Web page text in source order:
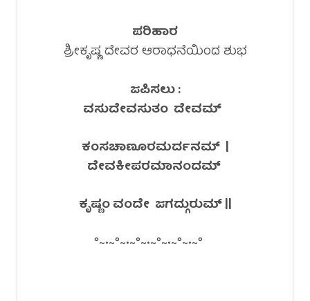
ಪರಿಹಾರ
ಶ್ರೀಕೃಷ್ಣ ದೇವರ ಆರಾಧನೆಯಿಂದ ಶುಭ
ಜಪಿಸಲು :
ವಸುದೇವಸುತಂ ದೇವಮ್
ಕಂಸಚಾಣೂರಮರ್ದನಮ್ |
ದೇವಕೀಪರಮಾನಂದಮ್
ಕೃಷ್ಣಂ ವಂದೇ ಜಗದ್ಗುರುಮ್ ||
°~•~°~•~°~•~°~•~°~•~°